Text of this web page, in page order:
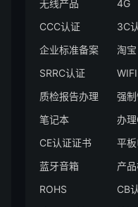
无线产品
4G
CCC认证
3C
企业标准备案
淘宝
SRRC认证
WIFI
质检报告办理
强
笔记本
办
CE认证证书
平
蓝牙音箱
产
ROHS
CB